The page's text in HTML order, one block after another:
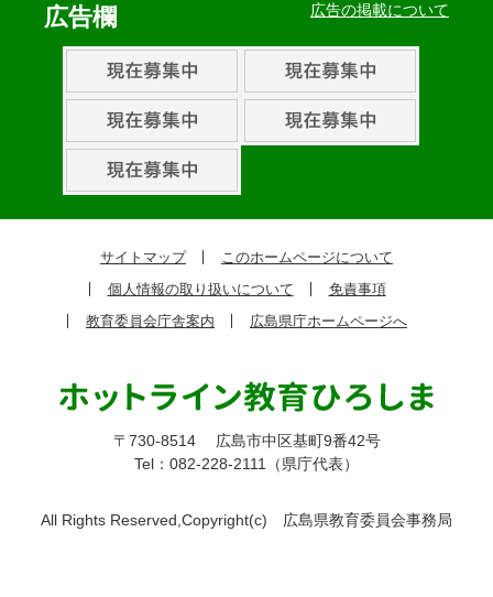
広告欄 広告の掲載について
サイトマップ
このホームページについて
個人情報の取り扱いについて
免責事項
教育委員会庁舎案内
広島県庁ホームページへ
〒730-8514
広島市中区基町9番42号
Tel：082-228-2111（県庁代表）
All Rights Reserved,Copyright(c) 広島県教育委員会事務局